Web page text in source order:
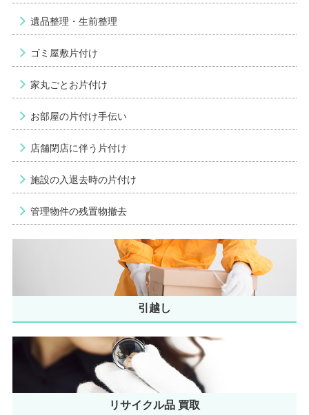
遺品整理・生前整理
ゴミ屋敷片付け
家丸ごとお片付け
お部屋の片付け手伝い
店舗閉店に伴う片付け
施設の入退去時の片付け
管理物件の残置物撤去
引越し
リサイクル品 買取